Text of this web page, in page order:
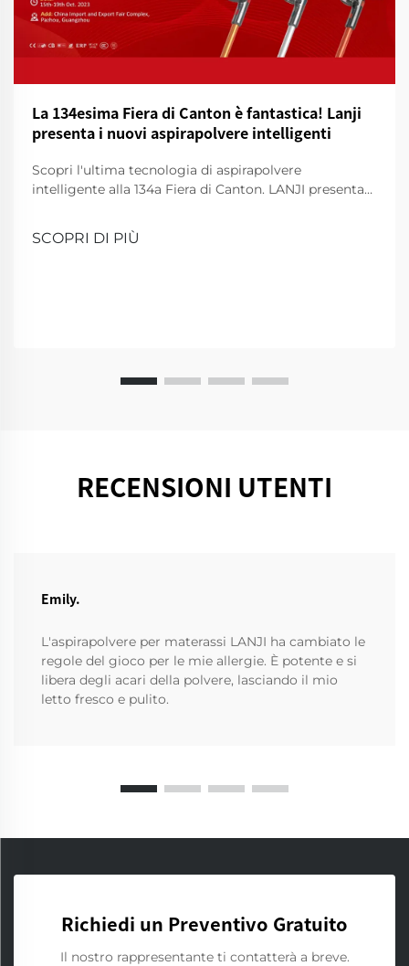
La 134esima Fiera di Canton è fantastica! Lanji
presenta i nuovi aspirapolvere intelligenti
Scopri l'ultima tecnologia di aspirapolvere
intelligente alla 134a Fiera di Canton. LANJI presenta
Vieni a farci una dimostrazione!
SCOPRI DI PIÙ
RECENSIONI UTENTI
Emily.
L'aspirapolvere per materassi LANJI ha cambiato le
regole del gioco per le mie allergie. È potente e si
libera degli acari della polvere, lasciando il mio
letto fresco e pulito.
Richiedi un Preventivo Gratuito
Il nostro rappresentante ti contatterà a breve.